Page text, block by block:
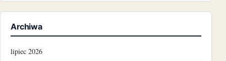
Archiwa
lipiec 2026